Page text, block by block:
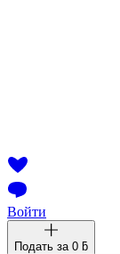
Войти
Подать за 0 ƃ